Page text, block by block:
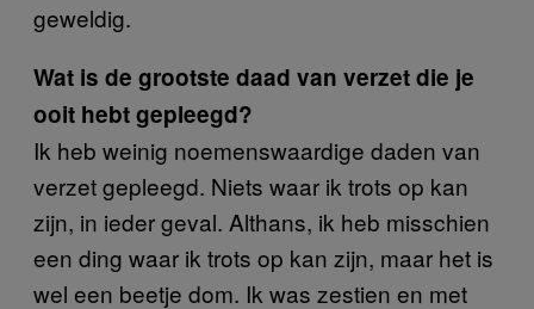
geweldig.
Wat is de grootste daad van verzet die je
ooit hebt gepleegd?
Ik heb weinig noemenswaardige daden van
verzet gepleegd. Niets waar ik trots op kan
zijn, in ieder geval. Althans, ik heb misschien
een ding waar ik trots op kan zijn, maar het is
wel een beetje dom. Ik was zestien en met